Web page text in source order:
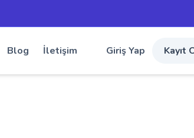
Blog İletişim Giriş Yap Kayıt